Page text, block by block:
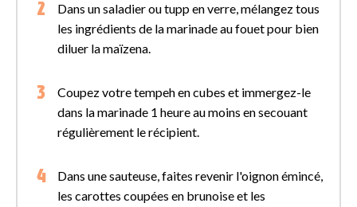
Dans un saladier ou tupp en verre, mélangez tous
les ingrédients de la marinade au fouet pour bien
diluer la maïzena.
Coupez votre tempeh en cubes et immergez-le
dans la marinade 1 heure au moins en secouant
régulièrement le récipient.
Dans une sauteuse, faites revenir l'oignon émincé,
les carottes coupées en brunoise et les